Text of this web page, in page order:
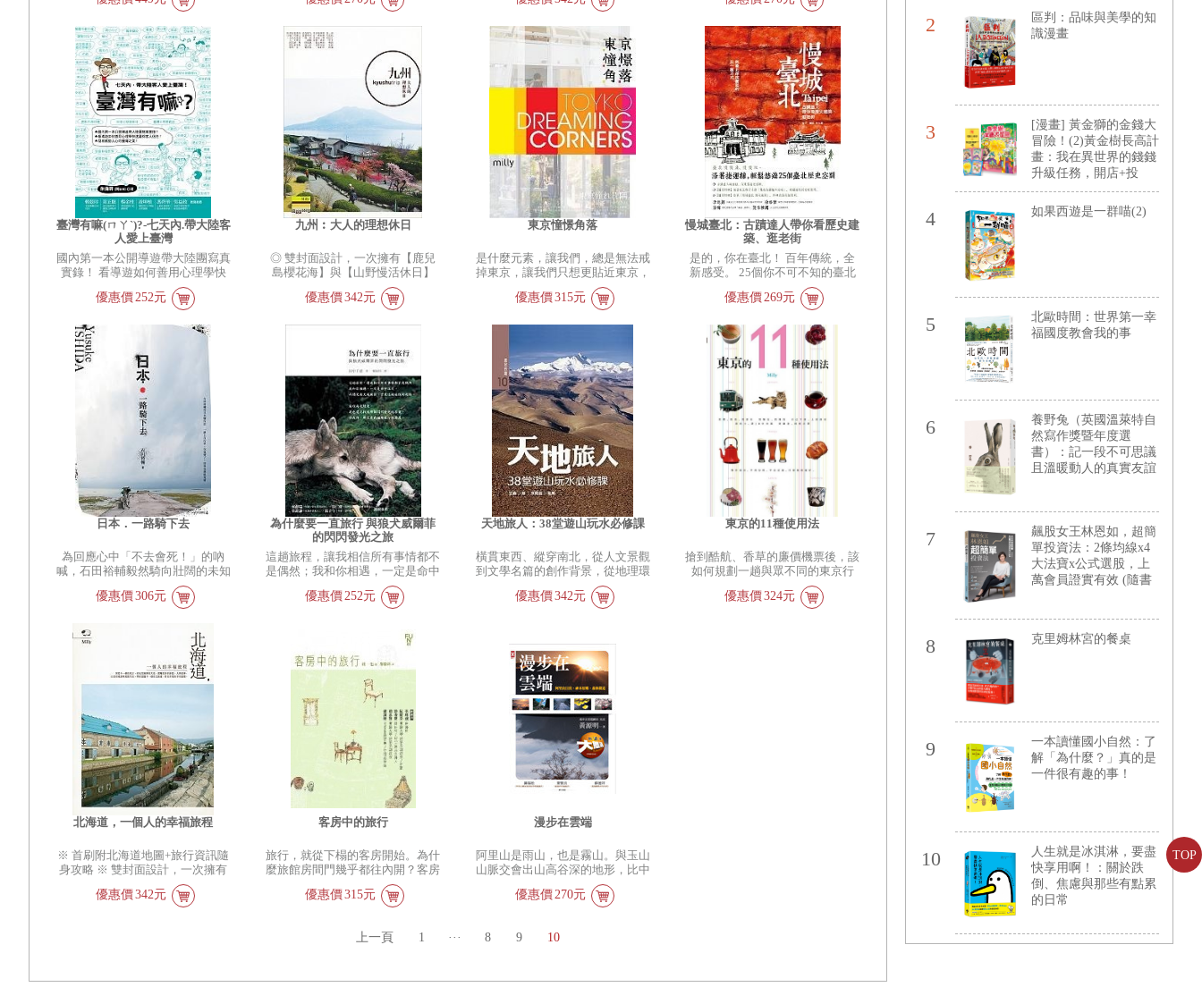
TOP
——葛蘭姆．羅布 對一位外國人
或觀光客來說，什麼是法國人？
戴高樂曾說，「怎能指望人治理有
兩百四十六種起司的國家」，這樣
的法國又是怎樣的法國？旅居法國
十多年且從事法國文學寫作、教學
的英國人葛蘭姆．羅布，藉著騎單
車發現了一個非典型的法國，一個
巴黎之外的法國。不同於正統的歷
史寫作，羅布寫出一本介於歷史、
民俗人類學與旅遊指南的奇書。
法蘭西，在大革命之前，其實只是
指以巴黎為核心的磨菇狀小省，日
後卻逐漸成為代表法國的象徵，當
我們到巴黎參觀聖母院、羅浮宮、
凡爾賽宮時，可能沒想過法國還有
幾百個族群與小村落，羅布正是透
過單車這樣的交通工具，造訪那些
流浪民工、朝聖者走過的古老小
徑，通向草根的法國。法國的歷史
現從阿爾卑斯山到大西洋，從地中
海到英吉利海峽，法國境內生活、
旅行的日常經驗。 國家似乎就是
有疆界、官方語言，人民理應對於
國家有認同，知道自己是法國人或
美國人、日本人。然而在作者筆
下，一七八九年大革命之後的法
國，根本不是「一個國家」，不僅
各地方言彼此無法溝通，而且很多
地方還叫不出名字，更遑論住民知
道自己是「法國人」。也因為法國
境內族群的多元與歧異，直到一九
八一年，還有學者認為，從人類學
觀點來看，法國不應存在。作者認
為，《非典型法國》或許才是旅人
家的歷史與肌理，攤開了巴黎之外
繁複的法國風景，陪著每個想要冒
險的旅人上路。
自己最珍貴的寶物。」作者如是
說。 「好幾次幻想在異國廣闊的
土地上騎車，內心激動不已。可是
這計畫的規模太過龐大，很不真
實，我這種懦弱的膽小鬼根本做不
到。 可是…… 就這樣，我抱著難
以釋懷的心情，迎接日本一周之旅
的最後一天。 終於到達神戶的美
利堅波止場，停好自行車。大海沐
浴在午後的陽光中，無數白色光點
跳躍，我坐在長椅上，茫然凝視著
閃爍舞動的光點。 剎那間，我好
想環遊世界。 一起心動念，身體
就蠢蠢欲動，坐立難安。 『既然
生到這世界上，不就要盡量發揮
著」與「可能性」緊緊聯繫，就像
陽光終於照進來，廣大的視野在眼
前展開——」 我看到恆河的純白
日出、薩賓娜天真無邪的笑臉、土
西亞有點惱怒地笑著，流下稚氣未
脫的淚水。大海般的叢林中浮現蒂
卡爾神殿，以及紀念碑大谷地神聖
的風光。雄壯的育空河流淌而過，
有鮭魚跳躍著；在夜空中搖曳的極
光…… 我見證到自己還活著，而
能見證到自己還活著，就像一個奇
蹟。凝視著自己的存在，在這瞬
間，我以未曾有過的謙遜，感謝我
還活著。 p.s.想要知道作者究竟找
到了哪些「世界第一」，敬請繼續
愛護本書續集《最危險的廁所與最
美的星空》以及同樣精采的續續集
《用洗臉盆吃羊肉飯》。
採訪工作而深入臺灣各地。 以日
本玩家觀點詮釋臺灣新趣味 在臺
灣生活很常被問到「最喜歡臺灣的
哪一個地方？」但是對我來說，應
該沒有比這個還要難以回答的了。
理由是因為，臺灣不僅有許多深具
魅力的地方，而每個地方都擁有當
地強烈的性格特質，還有饒富深意
的歷史與當地的人們的生活軌跡，
除此之外還有與日本關連的歷史
等，這些很難有一個標準的答案。
--片倉真理 透過片倉真理感性的文
筆和細膩的觀察，臺灣的風土民情
有了不同的詮釋。 媽祖文化的點
點滴滴，遶境、報馬仔、過轎腳是
落成了神祕不為人知的能量場
（power spot），水湳洞的採礦場
遺跡也有如臺灣的布達拉宮一樣；
而馬祖群島的美麗更可媲美地中海
理的眼中都是新奇又有趣的經歷。
1個臺灣，17段感動之旅 讓片倉真
理的17趟旅程，帶領你我發現自己
也不知道的美好，一起感動，一起
驚奇，一起從日本玩家的觀點，享
受臺灣的文化與美景，重新認識不
為人知的驚豔臺灣。 l 讚嘆慶典：
平溪天燈和媽祖文化，都是值得珍
藏的世界級慶典文化。 l 驚奇原住
民部落：排灣族的收穫祭和卑南族
的大狩獵祭帶來的不只是歡樂的氣
氛，更勾起許多日本回憶。 l 驚豔
離島：金門、馬祖和澎湖，都是不
堂樂園。 l 島內悠晃：有時，在花
東一個人搭著公車悠晃，四處瀏
覽，也能找出平時未見的小確幸。
定點閒晃：在烏龍茶的故鄉鹿谷採
車？世界第一的遺跡、沙漠、自然
美景又在哪？在哪個景點得到最深
的感動？夜晚走在最危險的街道上
如何保住小命？最搞笑的假鈔到底
有多離譜（所以本書要教你全世界
通用的偽鈔辨識祕技）？ 爆胎184
次，騎乘94,494公里，探訪87個國
家……7年半的行程一本書哪寫得
完？ 本書是石田裕輔為滿足大家
（還有自己）對世界第一的好奇而
寫成的「任性版」旅遊指南，判斷
標準百分百出於一己的經驗與主
觀，以及，好不好笑。如果你對踏
上旅途有點害怕，本書會讓你在笑
破肚子之餘，也勇氣倍增！ P.S. 挑
戰你對世界的認識：街上的女孩個
個都像模特兒（絕不是在法國）、
世界上最難喝的啤酒（比蘇聯啤酒
更難喝）、世界第一的待客之道
（某個烽火連天的阿拉伯國家）
臺灣有嘛(ㄇㄚˋ)?-七天內.帶大陸客
人愛上臺灣
國內第一本公開導遊帶大陸團寫真
實錄！ 看導遊如何善用心理學快
速贏得客人信任！ 發現感動人心
的臺灣之美！ 你對大陸觀光客感
嗎？
帶團時，導遊都在說些什麼呢？
看導遊如何介紹臺灣之美，讓觀光
客留戀感動？ 為什麼看過的人都
說：「導遊必看，大家加減都要
看！」 把帶團溝通技巧運用在生
活、工作上，也保證立馬見效！
第一本公開導遊帶大陸團的寫真實
錄，也是服務業精進溝通功力的指
導書！ 我適合當導遊嗎？客人真
的很難應付嗎？ 為什麼一面對客
人就緊張？別人都是怎麼做的？
作者從資深導遊角度，以輕鬆活潑
的筆觸，娓娓道來與大陸客人間的
互動，記錄下團員一路所見所聞。
奇的「正港臺灣特色」是什麼？
作者也分享了優雅而柔軟的溝通技
巧，以實例教會你如何擁有「瞬間
親和力」，在與客人接觸的一分鐘
抱怨，讓對方聆聽你的建議……。
而這樣的溝通服務法，除了適用在
專業的導遊帶團，也非常適合大家
運用在職場上。是觀念，更是關
鍵。值得一看再看！
優惠價252元
九州︰大人的理想休日
◎ 雙封面設計，一次擁有【鹿兒
島櫻花海】與【山野慢活休日】
◎ Milly教你這樣玩：特別收錄長
崎、熊本、鹿兒島大熱門地點番外
彩與慵懶步調，以享樂療癒身心靈
州 Milly在一次次點狀的九州散步
後，慢慢意識到九州似乎有什麼潛
在的面相，等著自己去發掘。 九
州似乎不是單單以溫泉、明太子、
豪斯登堡、別府、篤姬就可以總結
的旅遊觀光地，也似乎不單單是只
有湯布院值得一去。 為了去證實
那似乎存在的「什麼」，為了平伏
那因好奇而浮現的騷動，於是重新
踏上這難以摸透的神祕九州！ 華
麗詭奇的斷崖神社、浪漫的玫瑰神
社、火山連峰幽祕峽谷、彷彿會有
神人怪物出沒的太古神話之裡、讓
人忘了昨天也忘了明天的桃花源山
野旅店、水鄉遊船河、深夜吃屋台
美食……好山好水好人情的南國九
州，是熟悉日本的旅人的私家檔
案！ 這一次，Milly在九州度過了
放鬆九州‧祕境九州。南國的時空
氣氛，三種截然不同的九州風情。
都會九州 3小時從台北到九州，10
分鐘從福岡市到離島，40分鐘從長
崎前往歐洲風情的黑島天主堂。
都會九州的旅行特權，不是太大也
不是太小的福岡、長崎、門司港、
鹿兒島，適合安排週末小旅行，同
時享受都市風情與非日常的度假生
活，讓人上癮的時空落差感。 放
鬆九州 到湯布院、長湯溫泉、黑
川溫泉泡溫泉，宮地有無數湧泉和
鄉土料理，草千里有千里草原，99
島不只有99座島……以小奢華的預
算，偷偷享受大人的放鬆時光。
海岸邊昔日凡人勿近的「青島神
社」、神話精彩的「高千穗峽」、
重現古日本鄉野農舍生活的「雅敘
苑」，還有花10年打造、15萬坪
之森」！忘我的九州祕境之旅，與
大海、瀑布、峽谷、森林相伴，步
優惠價342元
東京憧憬角落
是什麼元素，讓我們，總是無法戒
掉東京，讓我們只想更貼近東京，
於是一次次地來去？ 是東京人對
美好生活的態度主張，是古老下町
食，是在下一個街角總是會有個愉
悅的空間吸引你佇足？ 於是，情
緒角落、散步路徑、隱密咖啡屋、
穴場餐廳、變身的下町、人氣超
市、下北澤、中目黑、神樂阪、都
營荒川線……從1983年第一次踏
入東京後，Milly的私路徑在一次
次進出東京，一日日的漫遊，一條
巷弄一次迷路的經驗中累積著。從
憧憬到日常、從好奇到悠然、從迷
惑到自在，這些私路徑未必是絕對
的正確答案，卻是以愉悅篩選出來
的分享。 所以，Milly的東京，沒
優惠價315元
慢城臺北：古蹟達人帶你看歷史建
築、逛老街
是的，你在臺北！ 百年傳統，全
新感受。 25個你不可不知的臺北
古典建築地標 與臺北人文空間深
度邂逅的方式 一場新舊交融的臺
go！ ‧帶你看日治建築。 臺北賓
館、臺大醫院舊館、臺北二二八紀
念館、監察院、臺灣總督府博物
館、濟南基督長老教會、陳天來故
居、圓山別莊、臺北水道水源地、
西門紅樓、臺北公會堂、臺北酒廠
‧帶你逛傳統寺廟。 臨濟護國禪
寺、大龍峒保安宮、臺北孔子廟、
淡水鄞山寺、臺北清真寺、清水巖
祖師廟、艋舺青山宮、艋舺龍山
寺、三重先嗇宮 ‧帶你走其他歷史
空間。 迪化街123號、337號、剝
皮寮歷史街區、四四南村、深坑老
街 行走在臺北城裡，你的目光是
否曾被色彩鮮豔的臺北故事館（圓
曾對監察院、自來水博物館（臺北
水道水源地）、臺灣總督府博物館
繁複華麗的外觀，感到讚嘆不已？
前往龍山寺、大龍峒保安宮參拜
優惠價269元
日本．一路騎下去
為回應心中「不去會死！」的吶
喊，石田裕輔毅然騎向壯闊的未知
世界。一路上蹲過世界上「最危險
的廁所」，入眼「最美的星空」，
飯」這類奇遇……我們參與了現實
中牧羊少年追夢的故事。 離國7年
半、踏遍世界87國之後 石田裕輔
再次上路 帶著看遍世界的眼睛回
到沸騰心中的原鄉！ 不同的是，
一趟旅程的起點。好不容易跨上鐵
馬再次出發的他，選擇了騎在故鄉
——日本。 看遍稀世絕景的歸國
遊子，會以何種眼光看自己的國
家？吃過阿拉斯加現釣帝王鮭，接
下來是否能找到自己心中日本第一
的拉麵？（當然，還有蕎麥麵、烏
龍麵、海膽……） 魂牽夢縈、在
腦中勾勒千百遍的日本原風景；以
向「樂園」小島（昔日花街柳巷）
後的慘痛真相；再次上路感受體力
明顯衰退的焦慮、吃過熊肉後騎在
野熊出沒森林時的心虛膽怯、已是
不同，但一樣在某個角落努力生活
優惠價306元
為什麼要一直旅行 與狼犬威爾菲
的閃閃發光之旅
這趟旅程，讓我相信所有事情都不
是偶然；我和你相遇，一定是命中
註定，而遇見狼犬威爾菲，才是這
趟旅程的起點。 旅程尚未結束，
意義。 我決定就算看不見終點，
旅程仍要繼續…… 身為探險社的
一員，十九歲時因緣際會參加了加
拿大極北地區一，五○○公里泛舟
行程的作者，從此喚醒她對北方大
地的熱情與嚮往。
優惠價252元
天地旅人：38堂遊山玩水必修課
橫貫東西、縱穿南北，從人文景觀
到文學名篇的創作背景，從地理環
境到歷史長河中的兵法爭鬥……
旅人筆墨涵蓋自然景觀的觀察與剖
鑫，不只是地理學者，更是天地間
最澄澈的旅人…… 《天地旅
人》堪稱王鑫教授近年集大成之著
作。 作者以地理學者的知識涵
養，將多年來遊訪世界各地的見聞
與博覽群書的感想，轉化成筆下深
入淺出的散文隨筆。 本書分〈行
萬里路．讀萬卷書〉、〈島嶼台
灣〉、〈大好河山〉、〈在山的那
一邊〉、〈東西自然環境思想的差
異〉等五篇，分章探討形象思維、
詩、宋詞等文學創作的時代背景，
讓讀者由字裡行間，觀察、剖析自
蘊藏的地理知識與文化內涵，堪稱
是一本結合了東西思想、歷史文學
與地理知識的哲學地理鉅著。
優惠價342元
東京的11種使用法
搶到酷航、香草的廉價機票後，該
如何規劃一趟與眾不同的東京行
程？ 最偏執的櫻花季、谷根千東
京情緒散步路徑、擁有東京的一間
優惠價324元
北海道，一個人的幸福旅程
※ 首刷附北海道地圖+旅行資訊隨
身攻略 ※ 雙封面設計，一次擁有
【小樽運河絕景】與【綿羊草原風
光】 因為是夏天，所以要到北海
道，看見幸福的不同面貌。 北海
優惠價342元
客房中的旅行
旅行，就從下榻的客房開始。為什
麼旅館房間門幾乎都往內開？客房
的最高智慧結晶「浴室」需要注意
多少繁瑣細節？睡床該怎麼鋪才最
地的生活、民族思維，以及體貼入
超乎常人的強烈熱情，對旅館客房
優惠價315元
漫步在雲端
阿里山是雨山，也是霧山。與玉山
山脈交會出山高谷深的地形，比中
海拔高一點點的高度，剛剛好孕生
了全台灣最美的日出、雲海、晚霞
成了明治神宮的鳥居，也帶來了櫻
花季序幕… ◎圖說阿里山八大魅
優惠價270元
上一頁 1 ··· 8 9 10
2
區判：品味與美學的知
識漫畫
3
[漫畫] 黃金獅的金錢大
冒險！(2)黃金樹長高計
畫：我在異世界的錢錢
升級任務，開店+投
資，讓錢自己滾進來
【增值力 Lv UP】（附
★ETF投資小高手．角
4 如果西遊是一群喵(2)
5
北歐時間：世界第一幸
福國度教會我的事
6
養野兔（英國溫萊特自
然寫作獎暨年度選
書）：記一段不可思議
且溫暖動人的真實友誼
7
飆股女王林恩如，超簡
單投資法：2條均線x4
大法寶x公式選股，上
萬會員證實有效 (隨書
8 克里姆林宮的餐桌
9
一本讀懂國小自然：了
解「為什麼？」真的是
一件很有趣的事！
10
人生就是冰淇淋，要盡
快享用啊！：關於跌
倒、焦慮與那些有點累
的日常